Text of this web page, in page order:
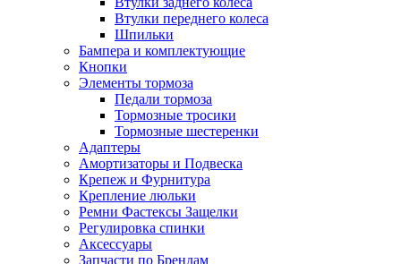
Втулки переднего колеса
Шпильки
Бампера и комплектующие
Кнопки
Элементы тормоза
Педали тормоза
Тормозные тросики
Тормозные шестеренки
Адаптеры
Амортизаторы и Подвеска
Крепеж и Фурнитура
Крепление люльки
Ремни Фастексы Защелки
Регулировка спинки
Аксессуары
Запчасти по Брендам